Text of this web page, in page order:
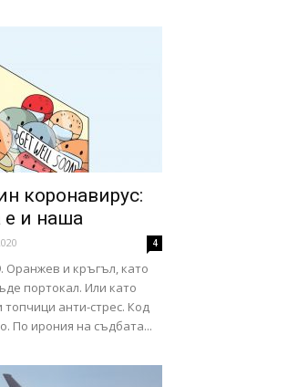
коронавирус:
е и наша
4
Оранжев и кръгъл, като
портокал. Или като
топчици анти-стрес. Код
По ирония на съдбата...